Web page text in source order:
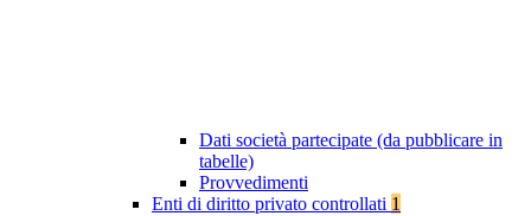
Dati società partecipate (da pubblicare in
tabelle)
Provvedimenti
Enti di diritto privato controllati 1